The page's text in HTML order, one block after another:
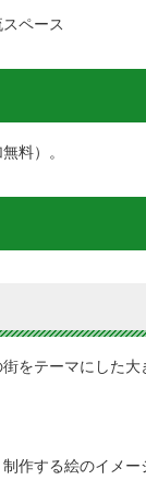
ペース
料）。
をテーマにした
作する絵のイメー